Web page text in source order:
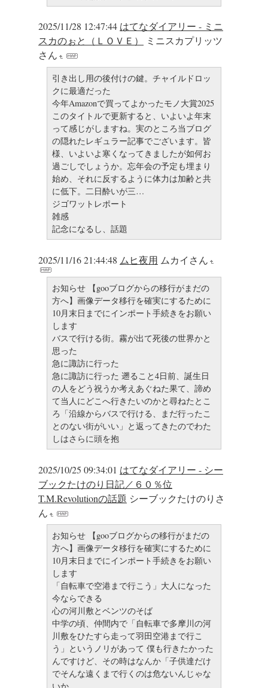
2025/11/28 12:47:44 はてなダイアリー - ミニ
スカのぉと（ＬＯＶＥ）
ミニスカプリッツ
さん
引き出し用の後付けの鍵。チャイルドロッ
クに最適だった
今年Amazonで買ってよかったモノ大賞2025
このタイトルで更新すると、いよいよ年末
って感じがしますね。実のところ当ブログ
の隠れたレギュラー記事でございます。皆
様、いよいよ寒くなってきましたが如何お
過ごしでしょうか。忘年会の予定も埋まり
始め、それに反するように体力は加齢と共
に低下。二日酔いが三…
ジゴワットレポート
雑感
記念になるし、話題
2025/11/16 21:44:48 ムヒ夜用 ムカイさん
お知らせ 【gooブログからの移行がまだの
方へ】画像データ移行を確実にするために
10月末日までにインポート手続きをお願い
します
バスで行ける街。霧が出て死後の世界かと
思った
急に諏訪に行った
急に諏訪に行った 遡ること4日前、誕生日
の人をどう祝うか考えあぐねた果て、諦め
て当人にどこへ行きたいのかと尋ねたとこ
ろ「沿線からバスで行ける、まだ行ったこ
とのない街がいい」と返ってきたのでわた
しはさらに頭を抱
2025/10/25 09:34:01 はてなダイアリー - シー
ブックたけのり日記／６０％位
T.M.Revolutionの話題 シーブックたけのりさ
ん
お知らせ 【gooブログからの移行がまだの
方へ】画像データ移行を確実にするために
10月末日までにインポート手続きをお願い
します
「自転車で空港まで行こう」大人になった
今ならできる
心の河川敷とベンツのそば
中学の頃、仲間内で「自転車で多摩川の河
川敷をひたすら走って羽田空港まで行こ
う」というノリがあって 僕も行きたかった
んですけど、その時はなんか「子供達だけ
でそんな遠くまで行くのは危ないんじゃな